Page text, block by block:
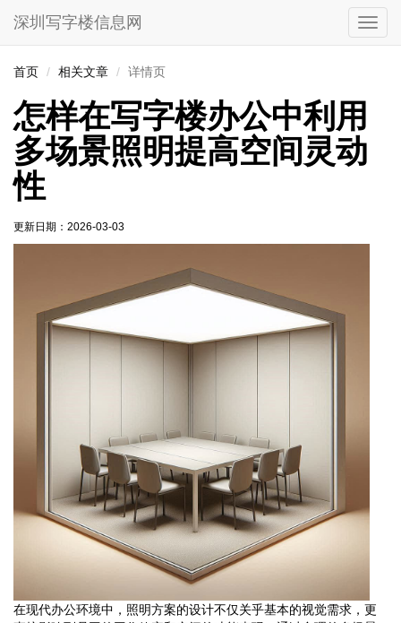
切
换
深圳写字楼信息网
首页 相关文章 详情页
怎样在写字楼办公中利用
多场景照明提高空间灵动
性
更新日期： 2026-03-03
在现代办公环境中，照明方案的设计不仅关乎基本的视觉需求，更